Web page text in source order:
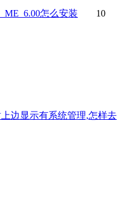
怎么安装 10
边显示有系统管理,怎样去